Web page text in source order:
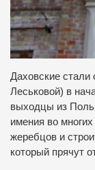
Даховские стали
Леськовой) в
выходцы из
имения во
жеребцов и
который прячут